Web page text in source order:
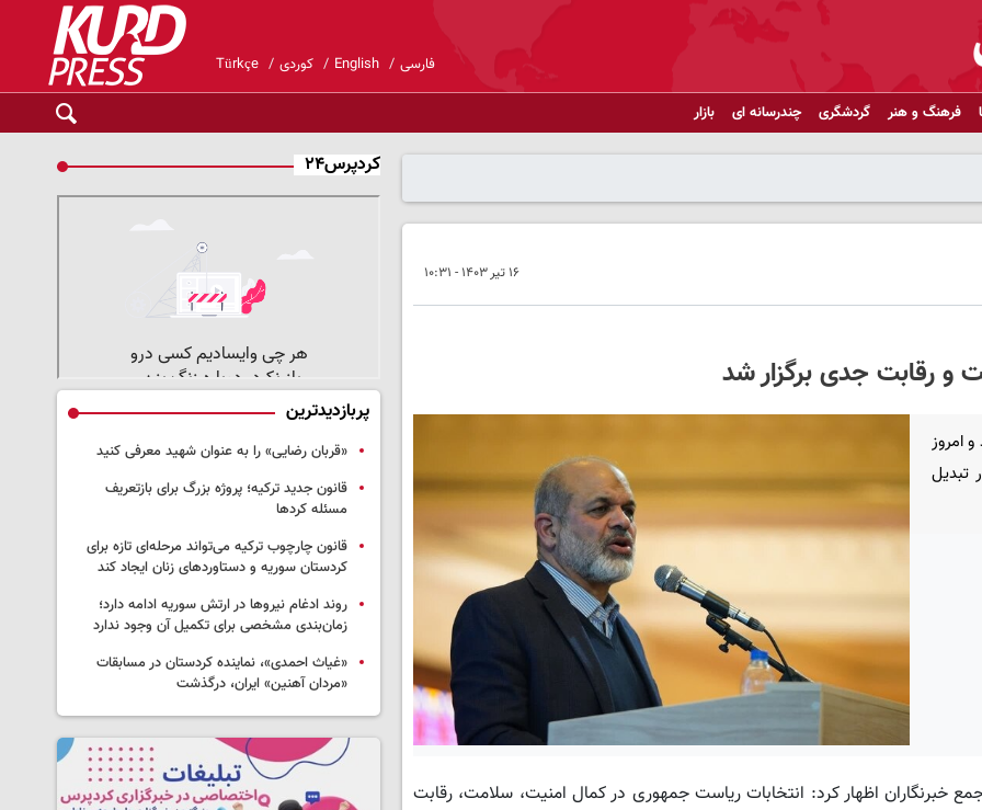
فارسی English کوردی Türkçe
فرهنگ و هنر گردشگری چندرسانه ای بازار
۱۶ تیر ۱۴۰۳ - ۱۰:۳۱
و رقابت جدی برگزار شد
امروز
تبدیل
خبرنگاران اظهار کرد: انتخابات ریاست جمهوری در کمال امنیت، سلامت، رقابت
کردپرس۲۴
پربازدیدترین
«قربان رضایی» را به عنوان شهید معرفی کنید
قانون جدید ترکیه؛ پروژه بزرگ‌ برای بازتعریف
مسئله کردها
قانون چارچوب ترکیه می‌تواند مرحله‌ای تازه برای
کردستان سوریه و دستاوردهای زنان ایجاد کند
روند ادغام نیروها در ارتش سوریه ادامه دارد؛
زمان‌بندی مشخصی برای تکمیل آن وجود ندارد
«غیاث احمدی»، نماینده کردستان در مسابقات
«مردان آهنین» ایران، درگذشت